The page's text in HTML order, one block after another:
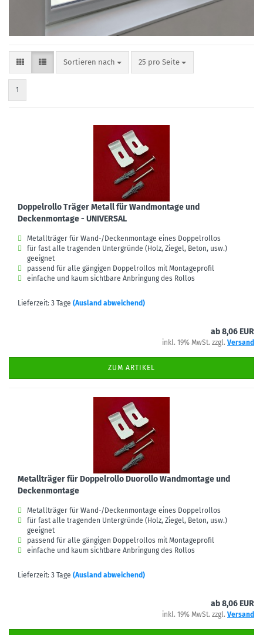
Sortieren nach
Sortieren nach 25 pro Seite
pro Seite
1
Doppelrollo Träger Metall für Wandmontage und
Deckenmontage - UNIVERSAL
Metallträger für Wand-/Deckenmontage eines Doppelrollos
für fast alle tragenden Untergründe (Holz, Ziegel, Beton, usw.)
geeignet
passend für alle gängigen Doppelrollos mit Montageprofil
einfache und kaum sichtbare Anbringung des Rollos
Lieferzeit: 3 Tage (Ausland abweichend)
ab 8,06 EUR
inkl. 19% MwSt. zzgl. Versand
ZUM ARTIKEL
Metallträger für Doppelrollo Duorollo Wandmontage und
Deckenmontage
Metallträger für Wand-/Deckenmontage eines Doppelrollos
für fast alle tragenden Untergründe (Holz, Ziegel, Beton, usw.)
geeignet
passend für alle gängigen Doppelrollos mit Montageprofil
einfache und kaum sichtbare Anbringung des Rollos
Lieferzeit: 3 Tage (Ausland abweichend)
ab 8,06 EUR
inkl. 19% MwSt. zzgl. Versand